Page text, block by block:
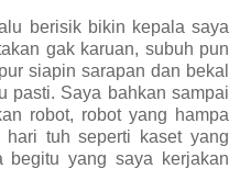
berisik bikin kepala saya
gak karuan, subuh pun
siapin sarapan dan bekal
pasti. Saya bahkan sampai
robot, robot yang hampa
tuh seperti kaset yang
begitu yang saya kerjakan